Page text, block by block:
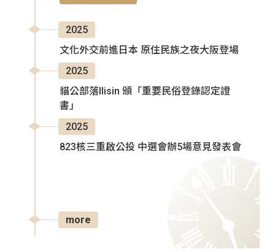
2025
文化外交前進日本 原住民族之夜大阪登場
2025
貓公部落Ilisin 頒「重要民俗登錄認定證
書」
2025
823核三重啟公投 中選會辦5場意見發表會
more